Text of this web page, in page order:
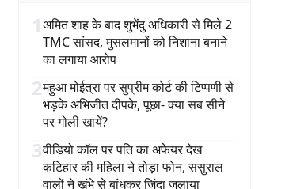
1अमित शाह के बाद शुभेंदु अधिकारी से मिले 2
TMC सांसद, मुसलमानों को निशाना बनाने
का लगाया आरोप
2महुआ मोईत्रा पर सुप्रीम कोर्ट की टिप्पणी से
भड़के अभिजीत दीपके, पूछा- क्या सब सीने
पर गोली खायें?
3वीडियो कॉल पर पति का अफेयर देख
कटिहार की महिला ने तोड़ा फोन, ससुराल
वालों ने खंभे से बांधकर जिंदा जलाया